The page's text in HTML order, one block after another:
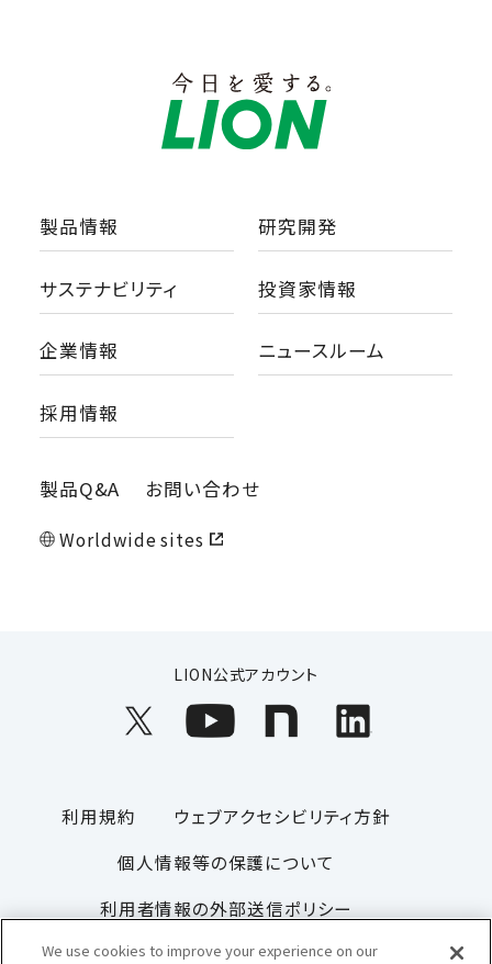
製品情報 研究開発
サステナビリティ 投資家情報
企業情報 ニュースルーム
採用情報
製品Q&A お問い合わせ
Worldwide sites
LION公式アカウント
利用規約
ウェブアクセシビリティ方針
個人情報等の保護について
利用者情報の外部送信ポリシー
ソーシャルメディアポリシー
サイトマップ
We use cookies to improve your experience on our